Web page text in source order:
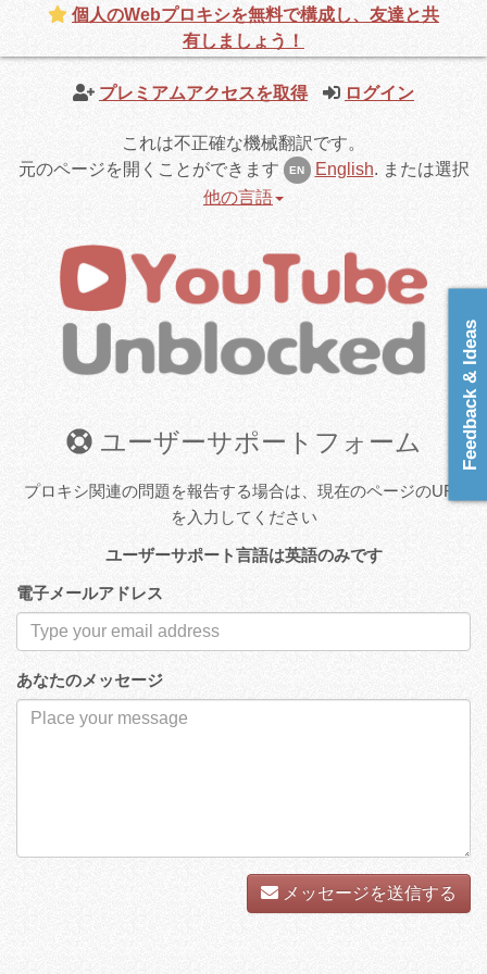
プレミアムアクセスを取得 ログイン
これは不正確な機械翻訳です。
元のページを開くことができます
EN English. または選択
他の言語
ユーザーサポートフォーム
プロキシ関連の問題を報告する場合は、現在のページのURL
を入力してください
ユーザーサポート言語は英語のみです
電子メールアドレス
あなたのメッセージ
メッセージを送信する
Feedback & Ideas
個人のWebプロキシを無料で構成し、友達と共
有しましょう！